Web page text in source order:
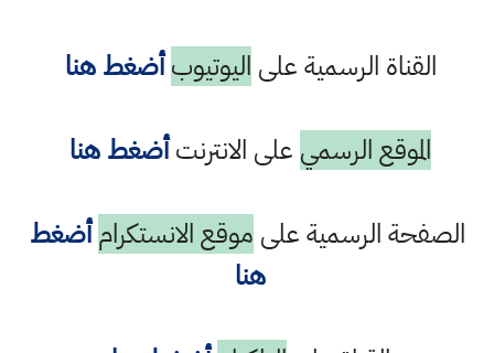
القناة الرسمية على اليوتيوب أضغط هنا
الموقع الرسمي على الانترنتأضغط هنا
الصفحة الرسمية على موقع الانستكرام أضغط
هنا